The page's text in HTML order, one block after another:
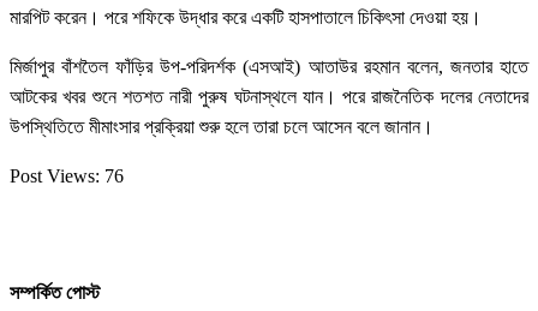
মারপিট করেন। পরে শফিকে উদ্ধার করে একটি হাসপাতালে চিকিৎসা দেওয়া হয়।
মির্জাপুর বাঁশতৈল ফাঁড়ির উপ-পরিদর্শক (এসআই) আতাউর রহমান বলেন, জনতার হাতে
আটকের খবর শুনে শতশত নারী পুরুষ ঘটনাস্থলে যান। পরে রাজনৈতিক দলের নেতাদের
উপস্থিতিতে মীমাংসার প্রক্রিয়া শুরু হলে তারা চলে আসেন বলে জানান।
Post Views: 76
সম্পর্কিত পোস্ট